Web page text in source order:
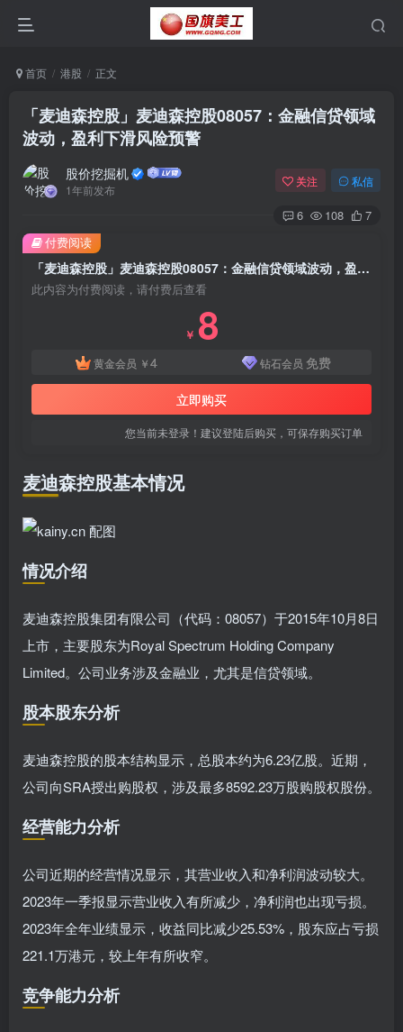
首页 港股 正文
「麦迪森控股」麦迪森控股08057：金融信贷领域
波动，盈利下滑风险预警
股价挖掘机
1年前发布
关注 私信
6 108 7
「麦迪森控股」麦迪森控股08057：金融信贷领域波动，盈利下滑风险预警
此内容为付费阅读，请付费后查看
￥ 8
黄金会员 ￥4 钻石会员 免费
立即购买
您当前未登录！建议登陆后购买，可保存购买订单
付费阅读
麦迪森控股基本情况
情况介绍
麦迪森控股集团有限公司（代码：08057）于2015年10月8日
上市，主要股东为Royal Spectrum Holding Company
Limited。公司业务涉及金融业，尤其是信贷领域。
股本股东分析
麦迪森控股的股本结构显示，总股本约为6.23亿股。近期，
公司向SRA授出购股权，涉及最多8592.23万股购股权股份。
经营能力分析
公司近期的经营情况显示，其营业收入和净利润波动较大。
2023年一季报显示营业收入有所减少，净利润也出现亏损。
2023年全年业绩显示，收益同比减少25.53%，股东应占亏损
221.1万港元，较上年有所收窄。
竞争能力分析